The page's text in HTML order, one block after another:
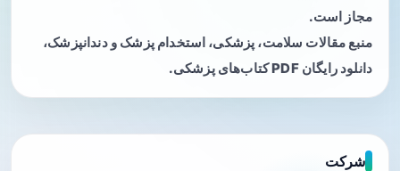
مجاز است.
منبع مقالات سلامت، پزشکی، استخدام پزشک و دندانپزشک،
دانلود رایگان PDF کتاب‌های پزشکی.
شرکت